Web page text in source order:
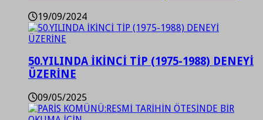
19/09/2024
50.YILINDA İKİNCİ TİP (1975-1988) DENEYİ
ÜZERİNE
09/05/2025